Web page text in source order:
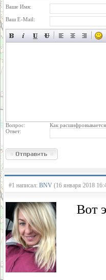
Ваше Имя:
Ваш E-Mail:
Вопрос:
Как
Ответ:
#1 написал: BNV (16 января 2018
Вот